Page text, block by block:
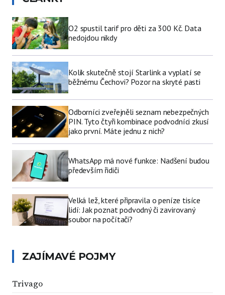
O2 spustil tarif pro děti za 300 Kč. Data
nedojdou nikdy
Kolik skutečně stojí Starlink a vyplatí se
běžnému Čechovi? Pozor na skryté pasti
Odborníci zveřejněli seznam nebezpečných
PIN. Tyto čtyři kombinace podvodníci zkusí
jako první. Máte jednu z nich?
WhatsApp má nové funkce: Nadšení budou
především řidiči
Velká lež, které připravila o peníze tisíce
lidí: Jak poznat podvodný či zavirovaný
soubor na počítači?
ZAJÍMAVÉ POJMY
Trivago